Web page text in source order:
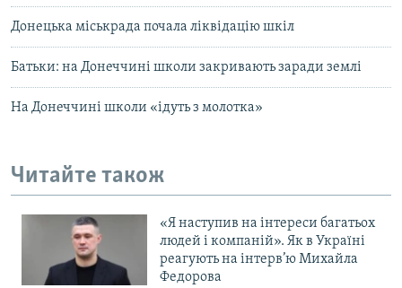
Донецька міськрада почала ліквідацію шкіл
Батьки: на Донеччині школи закривають заради землі
На Донеччині школи «ідуть з молотка»
Читайте також
«Я наступив на інтереси багатьох
людей і компаній». Як в Україні
реагують на інтерв’ю Михайла
Федорова